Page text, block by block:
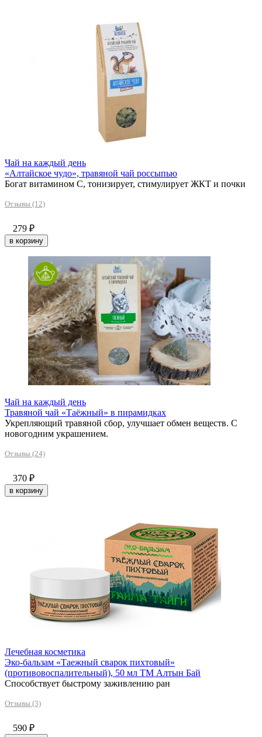
Чай на каждый день
«Алтайское чудо», травяной чай россыпью
Богат витамином С, тонизирует, стимулирует ЖКТ и почки
Отзывы (12)
279 ₽
в корзину
Чай на каждый день
Травяной чай «Таёжный» в пирамидках
Укрепляющий травяной сбор, улучшает обмен веществ. С
новогодним украшением.
Отзывы (24)
370 ₽
в корзину
Лечебная косметика
Эко-бальзам «Таежный сварок пихтовый»
(противовоспалительный), 50 мл ТМ Алтын Бай
Способствует быстрому заживлению ран
Отзывы (3)
590 ₽